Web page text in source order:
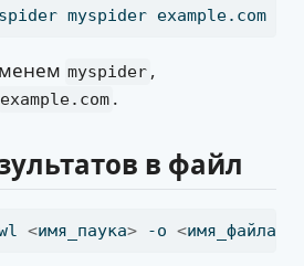
myspider example.com
myspider ,
example.com .
в файл
<имя_паука> -o <имя_файла